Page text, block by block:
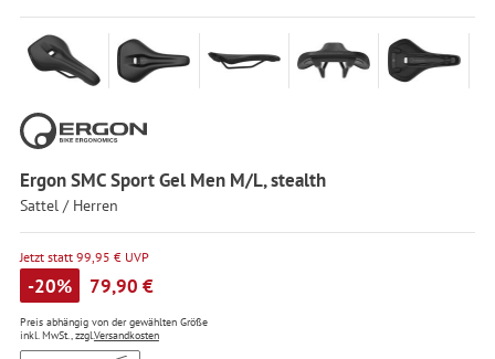
Ergon SMC Sport Gel Men M/L, stealth
Sattel / Herren
Jetzt statt 99,95 € UVP
-20% 79,90 €
Preis abhängig von der gewählten Größe
inkl. MwSt., zzgl.Versandkosten